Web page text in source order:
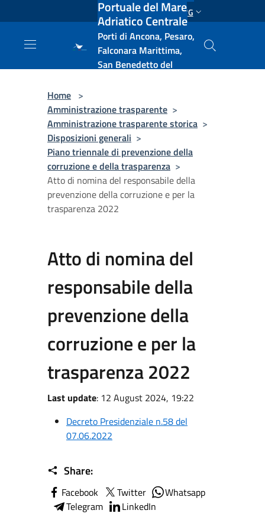
Salta al contenuto principale ENG
Portuale del Mare
Adriatico Centrale
Porti di Ancona, Pesaro,
Falconara Marittima,
San Benedetto del
Home >
Amministrazione trasparente >
Amministrazione trasparente storica >
Disposizioni generali >
Piano triennale di prevenzione della
corruzione e della trasparenza >
Atto di nomina del responsabile della
prevenzione della corruzione e per la
trasparenza 2022
Atto di nomina del
responsabile della
prevenzione della
corruzione e per la
trasparenza 2022
Last update: 12 August 2024, 19:22
Decreto Presidenziale n.58 del
07.06.2022
Share:
Facebook Twitter
Whatsapp
Telegram
LinkedIn